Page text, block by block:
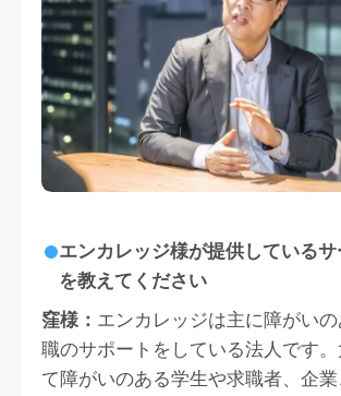
エンカレッジ様が提供している
を教えてください
窪様： エンカレッジは主に障がい
職のサポートをしている法人です
て障がいのある学生や求職者、企